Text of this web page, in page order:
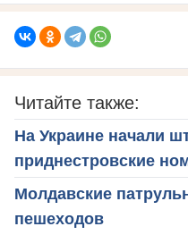
Читайте также:
На Украине начали
приднестровские
Молдавские
пешеходов